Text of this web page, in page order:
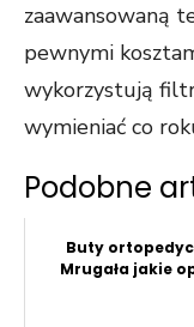
zaawansowaną
pewnymi
wykorzystują
wymieniać co
Podobne
Buty
Mrugała jakie